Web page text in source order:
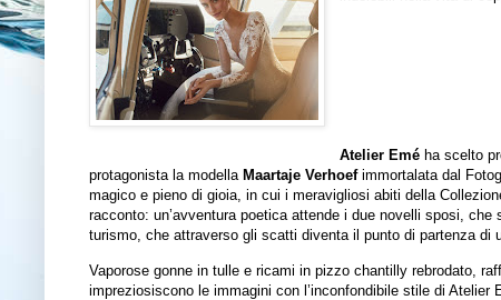
Atelier Emé ha scelto
protagonista la modella Maartaje Verhoefimmortalata dal
magico e pieno di gioia, in cui i meravigliosi abiti della
racconto: un’avventura poetica attende i due novelli sposi,
turismo, che attraverso gli scatti diventa il punto di partenza di
Vaporose gonne in tulle e ricami in pizzo chantilly rebrodato,
impreziosiscono le immagini con l’inconfondibile stile di